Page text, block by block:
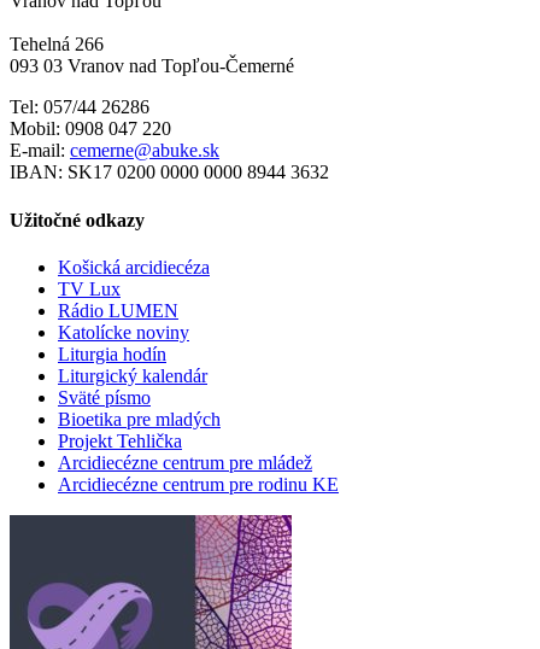
Tehelná 266
093 03 Vranov nad Topľou-Čemerné
Tel: 057/44 26286
Mobil: 0908 047 220
E-mail: cemerne@abuke.sk
IBAN: SK17 0200 0000 0000 8944 3632
Užitočné odkazy
Košická arcidiecéza
TV Lux
Rádio LUMEN
Katolícke noviny
Liturgia hodín
Liturgický kalendár
Sväté písmo
Bioetika pre mladých
Projekt Tehlička
Arcidiecézne centrum pre mládež
Arcidiecézne centrum pre rodinu KE